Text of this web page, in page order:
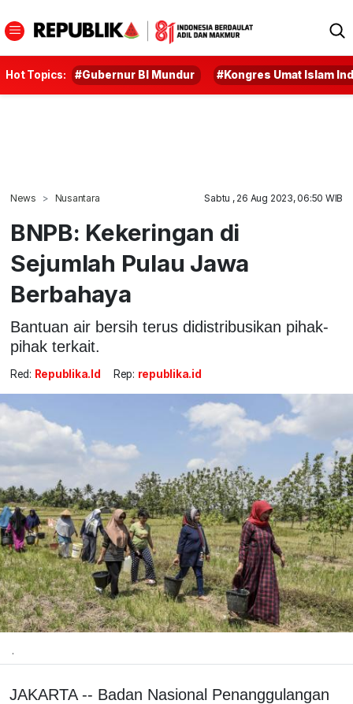
Hot Topics: #Gubernur BI Mundur #Kongres Umat Islam
News Nusantara Sabtu , 26 Aug 2023, 06:50 WIB
BNPB: Kekeringan di
Sejumlah Pulau Jawa
Berbahaya
Bantuan air bersih terus didistribusikan pihak-
pihak terkait.
Red: Republika.id Rep: republika.id
.
JAKARTA -- Badan Nasional Penanggulangan